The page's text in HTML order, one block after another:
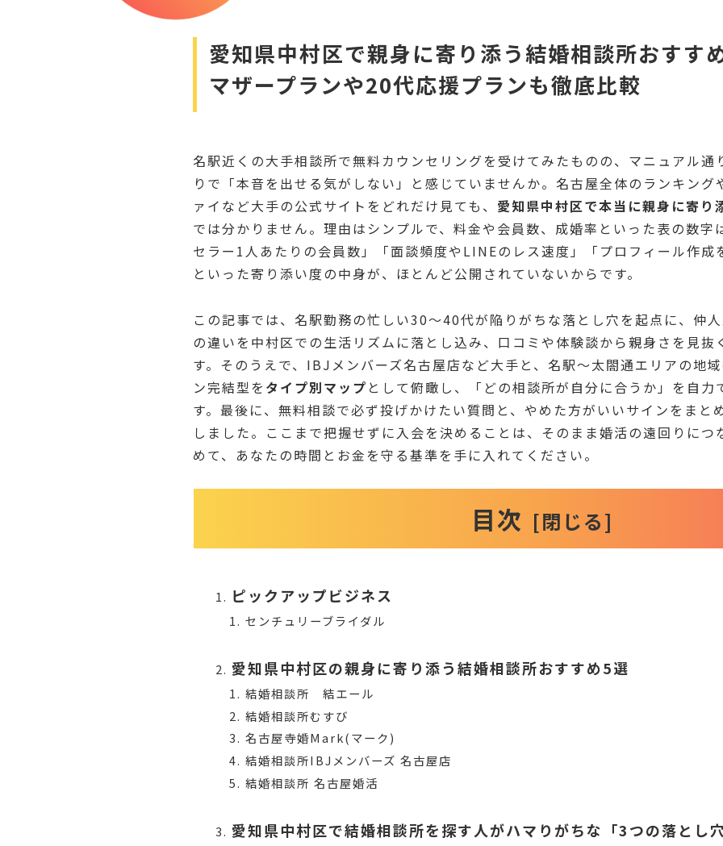
愛知県中村区で親身に寄り添う結婚相談所おすす
マザープランや20代応援プランも徹底比較
名駅近くの大手相談所で無料カウンセリングを受けてみたものの、マニュアル通
りで「本音を出せる気がしない」と感じていませんか。名古屋全体のランキン
ァイなど大手の公式サイトをどれだけ見ても、 愛知県中村区で本当に親身に寄り
では分かりません。理由はシンプルで、料金や会員数、成婚率といった表の数字
セラー1人あたりの会員数」「面談頻度やLINEのレス速度」「プロフィール作成
といった寄り添い度の中身が、ほとんど公開されていないからです。
この記事では、名駅勤務の忙しい30〜40代が陥りがちな落とし穴を起点に、仲
の違いを中村区での生活リズムに落とし込み、口コミや体験談から親身さを見抜
す。そのうえで、IBJメンバーズ名古屋店など大手と、名駅〜太閤通エリアの地
ン完結型を タイプ別マップ として俯瞰し、「どの相談所が自分に合うか」を自力
す。最後に、無料相談で必ず投げかけたい質問と、やめた方がいいサインをまと
しました。ここまで把握せずに入会を決めることは、そのまま婚活の遠回りにつ
めて、あなたの時間とお金を守る基準を手に入れてください。
目次
ピックアップビジネス
センチュリーブライダル
愛知県中村区の親身に寄り添う結婚相談所おすすめ5選
結婚相談所 結エール
結婚相談所むすび
名古屋寺婚Mark(マーク)
結婚相談所IBJメンバーズ 名古屋店
結婚相談所 名古屋婚活
愛知県中村区で結婚相談所を探す人がハマりがちな「3つの落とし穴